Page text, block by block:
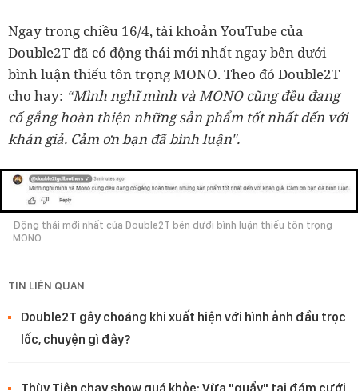
Ngay trong chiều 16/4, tài khoản YouTube của
Double2T đã có động thái mới nhất ngay bên dưới
bình luận thiếu tôn trọng MONO. Theo đó Double2T
cho hay: “Mình nghĩ mình và MONO cũng đều đang
cố gắng hoàn thiện những sản phẩm tốt nhất đến với
khán giả. Cảm ơn bạn đã bình luận".
Động thái mới nhất của Double2T bên dưới bình luận thiếu tôn trọng
MONO
TIN LIÊN QUAN
Double2T gây choáng khi xuất hiện với hình ảnh đầu trọc
lốc, chuyện gì đây?